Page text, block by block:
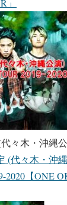
々木・沖縄
(代々木・沖
2020【ONE